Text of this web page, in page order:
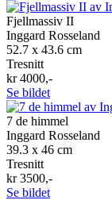
Fjellmassiv II
Inggard Rosseland
52.7 x 43.6 cm
Tresnitt
kr 4000,-
Se bildet
7 de himmel
Inggard Rosseland
39.3 x 46 cm
Tresnitt
kr 3500,-
Se bildet